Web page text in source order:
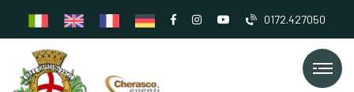
0172.427050